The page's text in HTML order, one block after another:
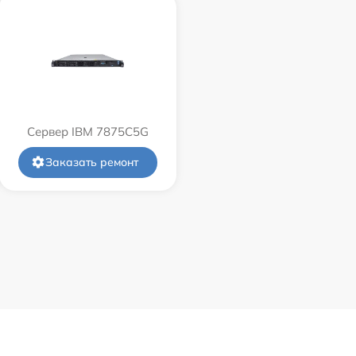
Сервер IBM 7875C5G
Заказать ремонт